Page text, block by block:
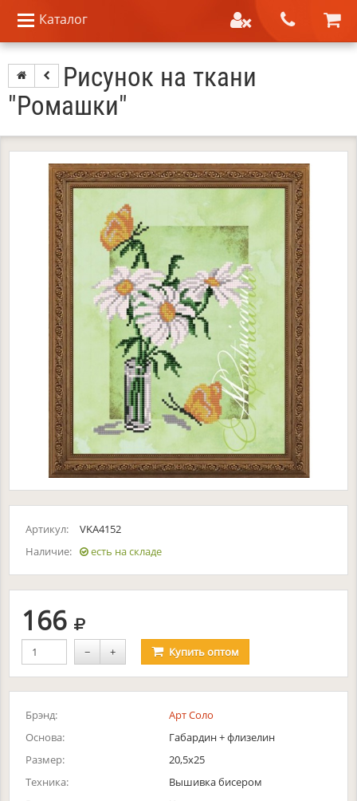
Каталог
Рисунок на ткани
"Ромашки"
Артикул:
VKA4152
Наличие:
есть на складе
166 руб.
− + Купитьоптом
Брэнд:
Арт Соло
Основа:
Габардин + флизелин
Размер:
20,5х25
Техника:
Вышивка бисером